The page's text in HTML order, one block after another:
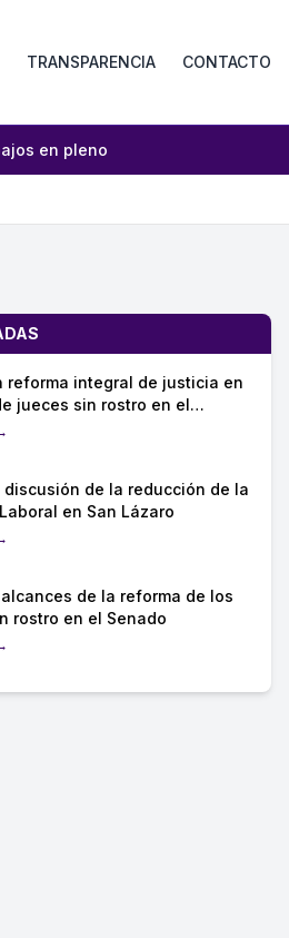
TRANSPARENCIA CONTACTO
en pleno
reforma integral de justicia en
jueces sin rostro en el
discusión de la reducción de la
en San Lázaro
de la reforma de los
rostro en el Senado